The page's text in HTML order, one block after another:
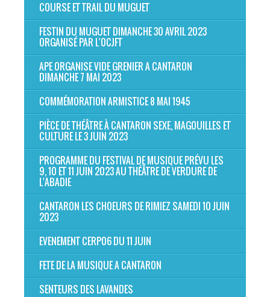
COURSE ET TRAIL DU MUGUET
FESTIN DU MUGUET DIMANCHE 30 AVRIL 2023
ORGANISÉ PAR L'OCJFT
APE ORGANISE VIDE GRENIER A CANTARON
DIMANCHE 7 MAI 2023
COMMÉMORATION ARMISTICE 8 MAI 1945
PIÈCE DE THÉÂTRE À CANTARON SEXE, MAGOUILLES ET
CULTURE LE 3 JUIN 2023
PROGRAMME DU FESTIVAL DE MUSIQUE PRÉVU LES
9, 10 ET 11 JUIN 2023 AU THÉÂTRE DE VERDURE DE
L'ABADIE
CANTARON LES CHOEURS DE RIMIEZ SAMEDI 10 JUIN
2023
EVENEMENT CERP06 DU 11 JUIN
FETE DE LA MUSIQUE A CANTARON
SENTEURS DES LAVANDES